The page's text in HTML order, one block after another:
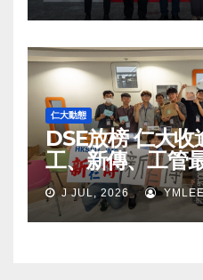
仁大動態
DSE放榜 仁大收
工、新傳、工管
J JUL, 2026 YMLEE